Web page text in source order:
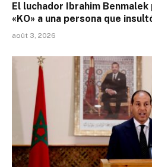
El luchador Ibrahim
«KO» a una persona que
août 3, 2026